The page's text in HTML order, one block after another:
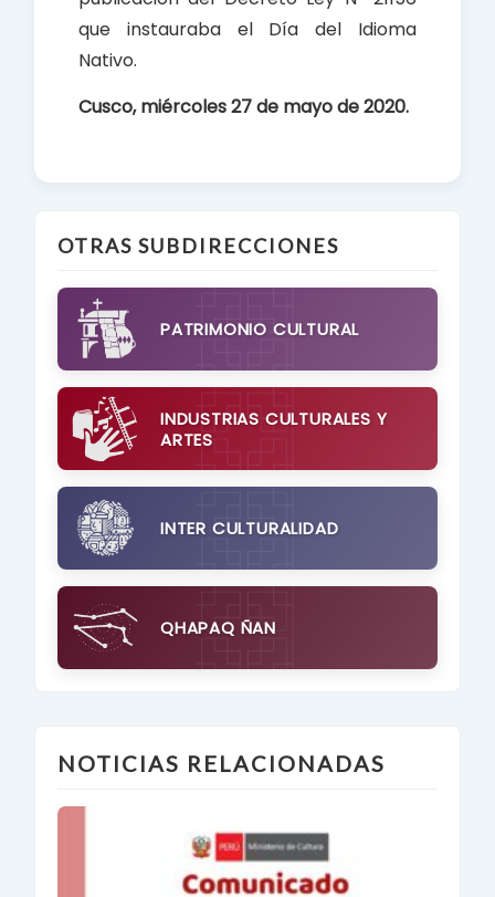
que instauraba el Día del Idioma
Nativo.
Cusco, miércoles 27 de mayo de 2020.
OTRAS SUBDIRECCIONES
PATRIMONIO CULTURAL
INDUSTRIAS CULTURALES Y
ARTES
INTER CULTURALIDAD
QHAPAQ ÑAN
NOTICIAS RELACIONADAS